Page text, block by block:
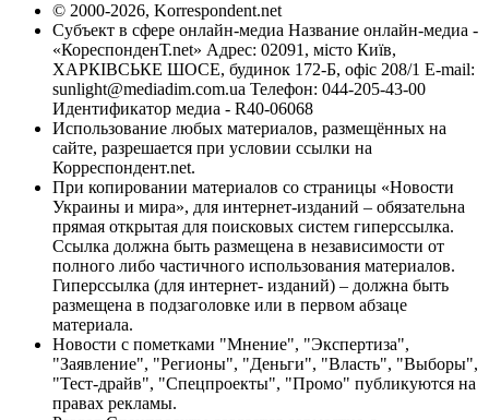
© 2000-2026, Korrespondent.net
Субъект в сфере онлайн-медиа Название онлайн-медиа -
«КореспонденТ.net» Адрес: 02091, місто Київ,
ХАРКІВСЬКЕ ШОСЕ, будинок 172-Б, офіс 208/1 E-mail:
sunlight@mediadim.com.ua Телефон: 044-205-43-00
Идентификатор медиа - R40-06068
Использование любых материалов, размещённых на
сайте, разрешается при условии ссылки на
Корреспондент.net.
При копировании материалов со страницы «Новости
Украины и мира», для интернет-изданий – обязательна
прямая открытая для поисковых систем гиперссылка.
Ссылка должна быть размещена в независимости от
полного либо частичного использования материалов.
Гиперссылка (для интернет- изданий) – должна быть
размещена в подзаголовке или в первом абзаце
материала.
Новости с пометками "Мнение", "Экспертиза",
"Заявление", "Регионы", "Деньги", "Власть", "Выборы",
"Тест-драйв", "Спецпроекты", "Промо" публикуются на
правах рекламы.